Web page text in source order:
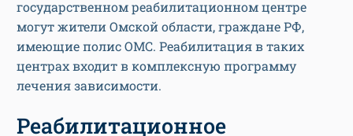
государственном реабилитационном центре
могут жители Омской области, граждане РФ,
имеющие полис ОМС. Реабилитация в таких
центрах входит в комплексную программу
лечения зависимости.
Реабилитационное